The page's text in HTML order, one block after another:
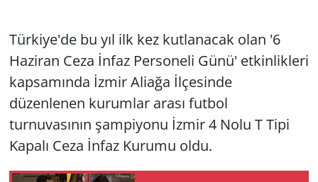
Türkiye'de bu yıl ilk kez kutlanacak olan '6
Haziran Ceza İnfaz Personeli Günü' etkinlikleri
kapsamında İzmir Aliağa İlçesinde
düzenlenen kurumlar arası futbol
turnuvasının şampiyonu İzmir 4 Nolu T Tipi
Kapalı Ceza İnfaz Kurumu oldu.